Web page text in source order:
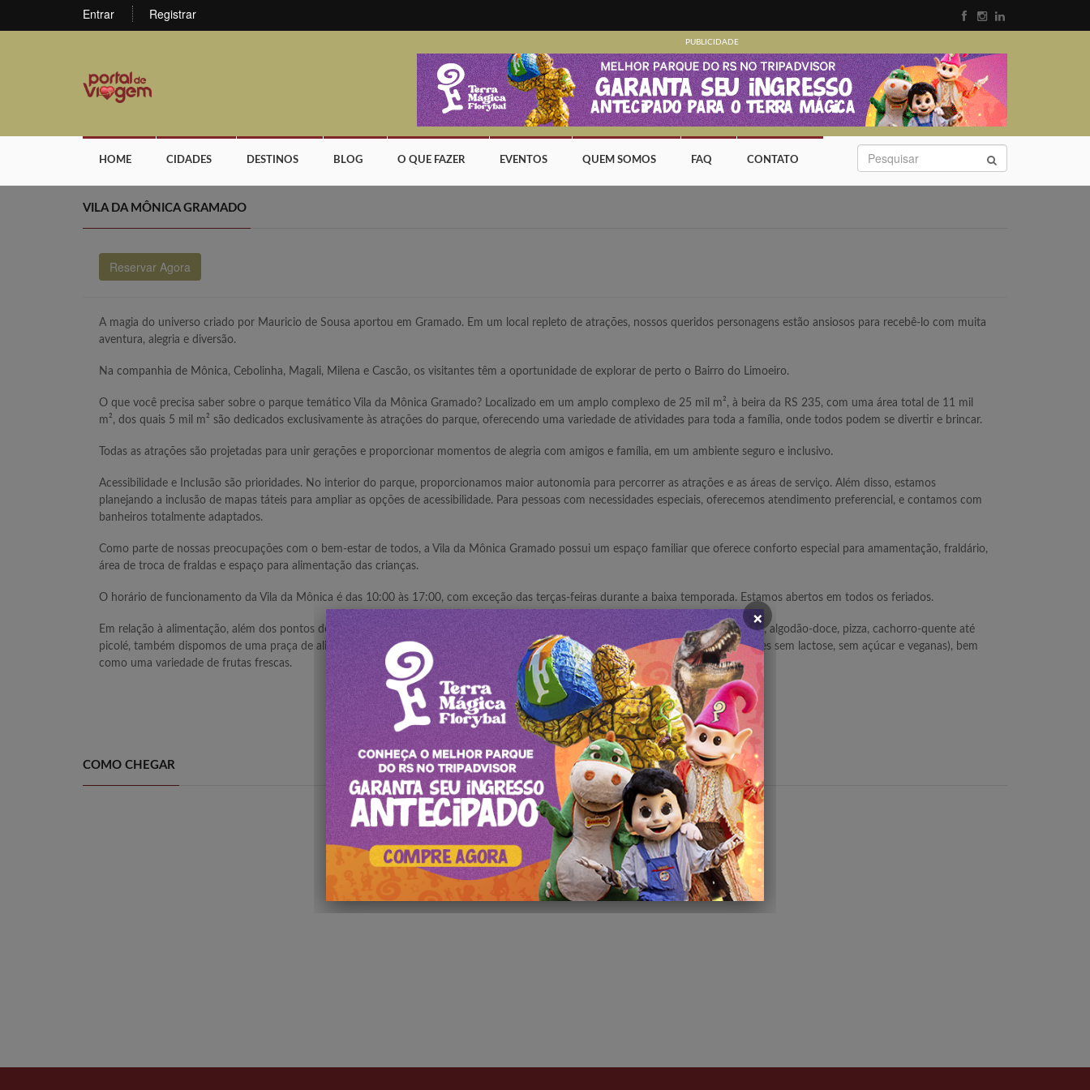
Entrar Registrar
PUBLICIDADE
HOME CIDADES DESTINOS BLOG O QUE FAZER EVENTOS QUEM SOMOS FAQ CONTATO
VILA DA MÔNICA GRAMADO
Reservar Agora
A magia do universo criado por Mauricio de Sousa aportou em Gramado. Em um local repleto de atrações, nossos queridos personagens estão ansiosos para recebê-lo com muita
aventura, alegria e diversão.
Na companhia de Mônica, Cebolinha, Magali, Milena e Cascão, os visitantes têm a oportunidade de explorar de perto o Bairro do Limoeiro.
O que você precisa saber sobre o parque temático Vila da Mônica Gramado? Localizado em um amplo complexo de 25 mil m², à beira da RS 235, com uma área total de 11 mil
m², dos quais 5 mil m² são dedicados exclusivamente às atrações do parque, oferecendo uma variedade de atividades para toda a família, onde todos podem se divertir e brincar.
Todas as atrações são projetadas para unir gerações e proporcionar momentos de alegria com amigos e família, em um ambiente seguro e inclusivo.
Acessibilidade e Inclusão são prioridades. No interior do parque, proporcionamos maior autonomia para percorrer as atrações e as áreas de serviço. Além disso, estamos
planejando a inclusão de mapas táteis para ampliar as opções de acessibilidade. Para pessoas com necessidades especiais, oferecemos atendimento preferencial, e contamos com
banheiros totalmente adaptados.
Como parte de nossas preocupações com o bem-estar de todos, a Vila da Mônica Gramado possui um espaço familiar que oferece conforto especial para amamentação, fraldário,
área de troca de fraldas e espaço para alimentação das crianças.
O horário de funcionamento da Vila da Mônica é das 10:00 às 17:00, com exceção das terças-feiras durante a baixa temporada. Estamos abertos em todos os feriados.
Em relação à alimentação, além dos pontos de venda distribuídos em todo o complexo do parque, com opções que vão desde pipoca, algodão-doce, pizza, cachorro-quente até
picolé, também dispomos de uma praça de alimentação com diversas opções, incluindo fast food e pratos executivos (inclusive opções sem lactose, sem açúcar e veganas), bem
como uma variedade de frutas frescas.
PUBLICIDADE
COMO CHEGAR
×